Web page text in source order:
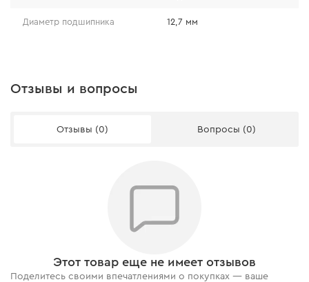
Диаметр подшипника 12,7 мм
Отзывы и вопросы
Отзывы (0) Вопросы (0)
Этот товар еще не имеет отзывов
Поделитесь своими впечатлениями о покупках — ваше